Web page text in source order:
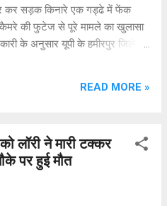
कर सड़क किनारे एक गड्ढे में फेंक
कैमरे की फुटेज से पूरे मामले का खुलासा
के अनुसार यूपी के हमीरपुर जिले में
कबीर में पुलिस को बताया कि उसका
जिसके बाद जब पुलिस ने मामले की
लगे लोगों के घरों के सीसीटीवी
READ MORE »
लॉरी ने मारी टक्कर
पर हुई मौत